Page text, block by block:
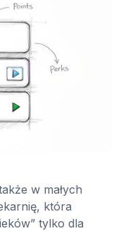
w małych
która
tylko dla